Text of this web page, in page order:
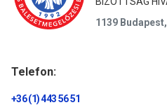
1139
Telefon:
+36 (1) 443 56 51